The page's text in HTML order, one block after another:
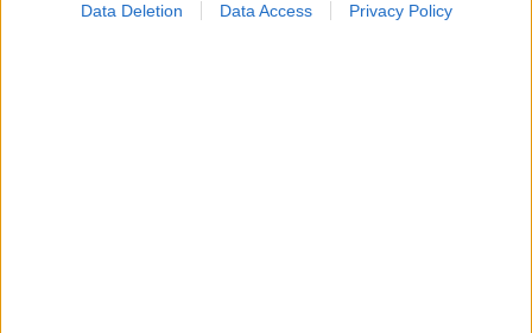
Data Deletion Data Access Privacy Policy